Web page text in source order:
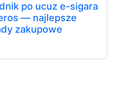
po ucuz e-sigara
— najlepsze
zakupowe